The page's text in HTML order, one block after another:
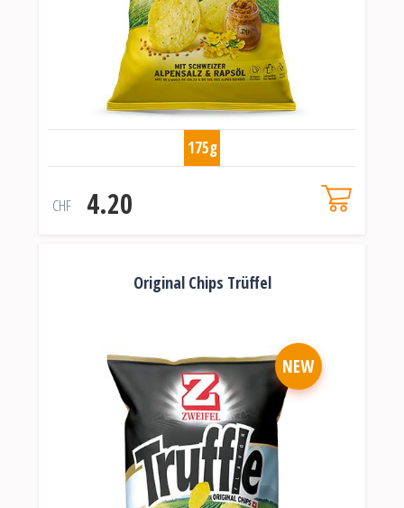
175g
CHF 4.20
Original Chips Trüffel
NEW